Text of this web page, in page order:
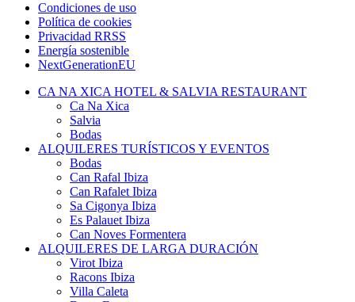
Condiciones de uso
Política de cookies
Privacidad RRSS
Energía sostenible
NextGenerationEU
CA NA XICA HOTEL & SALVIA RESTAURANT
Ca Na Xica
Salvia
Bodas
ALQUILERES TURÍSTICOS Y EVENTOS
Bodas
Can Rafal Ibiza
Can Rafalet Ibiza
Sa Cigonya Ibiza
Es Palauet Ibiza
Can Noves Formentera
ALQUILERES DE LARGA DURACIÓN
Virot Ibiza
Racons Ibiza
Villa Caleta